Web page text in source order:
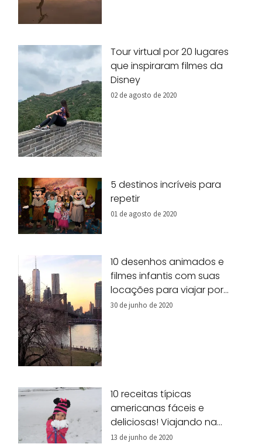
Tour virtual por 20 lugares
que inspiraram filmes da
Disney
02 de agosto de 2020
5 destinos incríveis para
repetir
01 de agosto de 2020
10 desenhos animados e
filmes infantis com suas
locações para viajar por
Nova York!
30 de junho de 2020
10 receitas típicas
americanas fáceis e
deliciosas! Viajando na
nossa cozinha!
13 de junho de 2020